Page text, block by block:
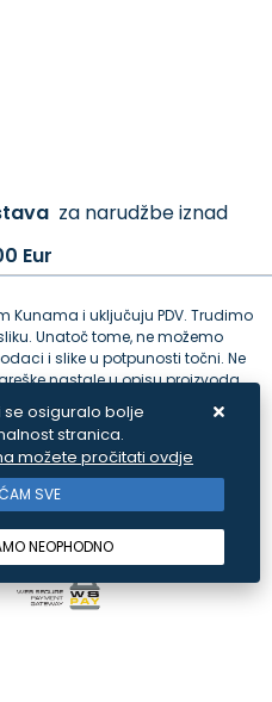
za narudžbe iznad
Eur
Kunama i uključuju PDV. Trudimo
Unatoč tome, ne možemo
i slike u potpunosti točni. Ne
nastale u opisu proizvoda,
te promjene cijena.
osiguralo bolje
stranica.
možete pročitati ovdje
SVE
NEOPHODNO